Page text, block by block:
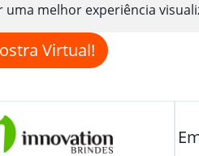
uma melhor experiência
Virtual!